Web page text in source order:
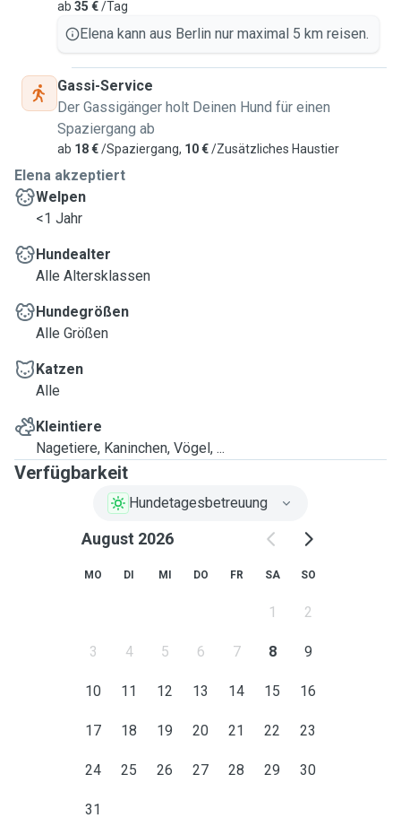
ab 35 €/Tag
Elena kann aus Berlin nur maximal 5 km reisen.
Gassi-Service
Der Gassigänger holt Deinen Hund für einen
Spaziergang ab
ab 18 €/Spaziergang, 10 €/Zusätzliches Haustier
Elena akzeptiert
Welpen
<1 Jahr
Hundealter
Alle Altersklassen
Hundegrößen
Alle Größen
Katzen
Alle
Kleintiere
Nagetiere, Kaninchen, Vögel, ...
Verfügbarkeit
Hundetagesbetreuung
August 2026
MO DI MI DO FR SA SO
1 2
3 4 5 6 7 8 9
10 11 12 13 14 15 16
17 18 19 20 21 22 23
24 25 26 27 28 29 30
31